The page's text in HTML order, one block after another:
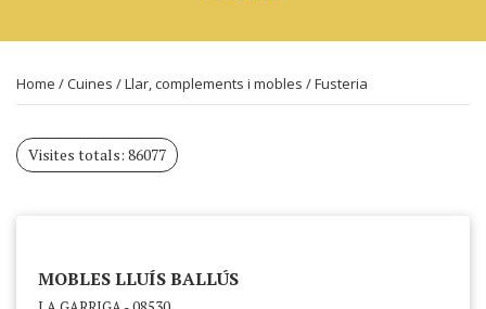
Home /Cuines /Llar, complements i mobles /Fusteria
Visites totals: 86077
MOBLES LLUÍS BALLÚS